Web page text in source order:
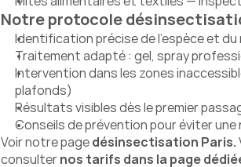
Notre protocole
Identification précise de l'espèce et
Traitement adapté : gel, spray
Intervention dans les zones
plafonds)
Résultats visibles dès le premier
Conseils de prévention pour éviter
Voir notre page désinsectisation Paris.
consulter nos tarifs dans la page